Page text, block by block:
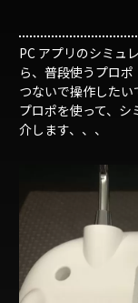
PC アプリのシミュ
ら、普段使うプロ
つないで操作した
プロポを使って、
介します、、、